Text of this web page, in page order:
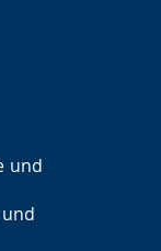
und